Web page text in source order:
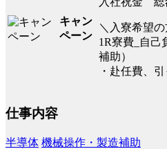
キャン
ペーン
＼入寮希望の
1R寮費_自己
補助）
・赴任費、
仕事内容
半導体 機械操作・製造補助